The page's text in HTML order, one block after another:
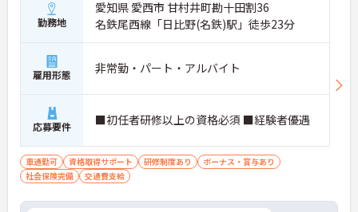
勤務地
愛知県 愛西市 甘村井町勘十田割36
名鉄尾西線「日比野(名鉄)駅」徒歩23分
雇用形態 非常勤・パート・アルバイト
応募要件 ■初任者研修以上の資格必須 ■経験者優遇
車通勤可 資格取得サポート 研修制度あり
ボーナス・賞与あり
社会保険完備
交通費支給